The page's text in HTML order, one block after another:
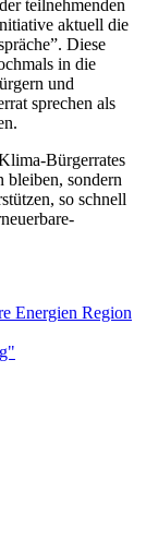
teilnehmenden
aktuell die
Diese
in die
und
sprechen als
Bürgerrates
bleiben, sondern
so schnell
Energien Region